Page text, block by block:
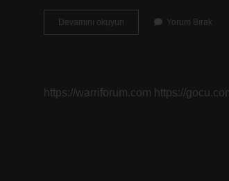
Devamını okuyun
Plus
Yorum Bırak
https://warriforum.com https://